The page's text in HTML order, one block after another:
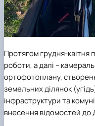
Протягом грудня-квітня
роботи, а далі –
ортофотоплану,
земельних ділянок
інфраструктури та
внесення відомостей